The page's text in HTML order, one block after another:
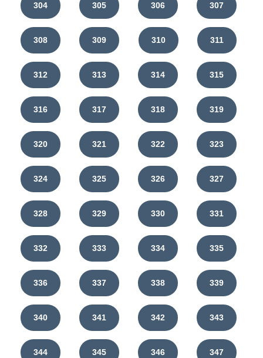
304 305 306 307
308 309 310 311
312 313 314 315
316 317 318 319
320 321 322 323
324 325 326 327
328 329 330 331
332 333 334 335
336 337 338 339
340 341 342 343
344 345 346 347